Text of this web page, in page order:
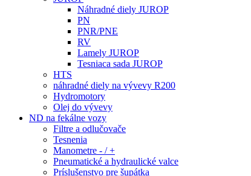
Náhradné diely JUROP
PN
PNR/PNE
RV
Lamely JUROP
Tesniaca sada JUROP
HTS
náhradné diely na vývevy R200
Hydromotory
Olej do vývevy
ND na fekálne vozy
Filtre a odlučovače
Tesnenia
Manometre - / +
Pneumatické a hydraulické valce
Príslušenstvo pre šupátka